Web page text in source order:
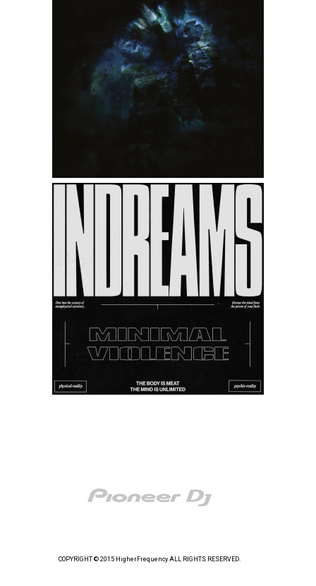
COPYRIGHT © 2015 HigherFrequency ALL RIGHTS RESERVED.